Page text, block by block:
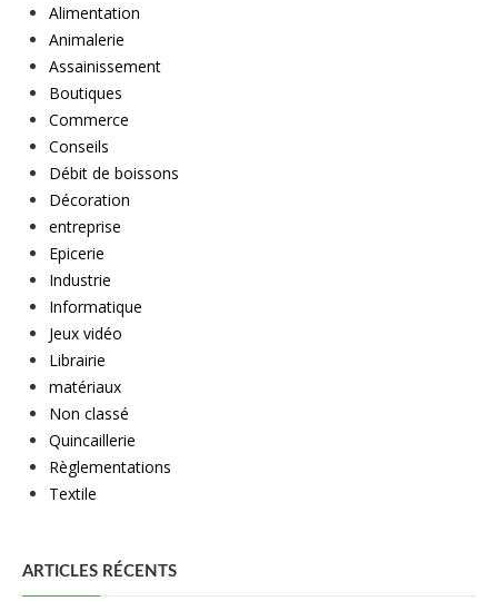
Alimentation
Animalerie
Assainissement
Boutiques
Commerce
Conseils
Débit de boissons
Décoration
entreprise
Epicerie
Industrie
Informatique
Jeux vidéo
Librairie
matériaux
Non classé
Quincaillerie
Règlementations
Textile
ARTICLES RÉCENTS